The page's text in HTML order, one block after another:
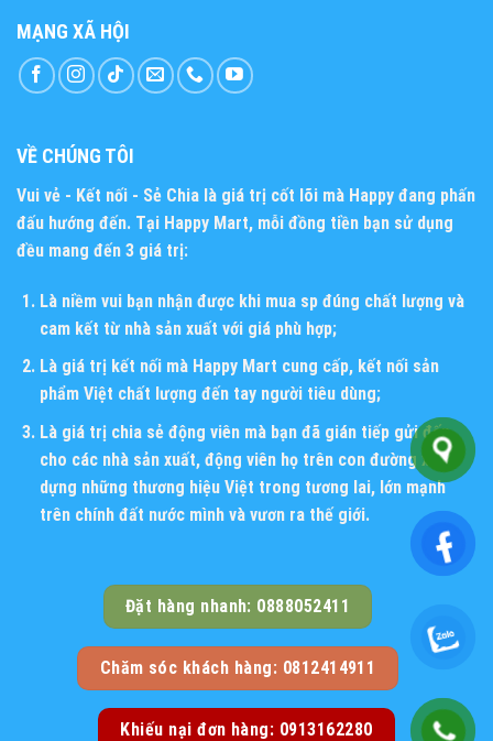
MẠNG XÃ HỘI
VỀ CHÚNG TÔI
Vui vẻ - Kết nối - Sẻ Chia là giá trị cốt lõi mà Happy đang phấn
đấu hướng đến. Tại Happy Mart, mỗi đồng tiền bạn sử dụng
đều mang đến 3 giá trị:
Là niềm vui bạn nhận được khi mua sp đúng chất lượng và
cam kết từ nhà sản xuất với giá phù hợp;
Là giá trị kết nối mà Happy Mart cung cấp, kết nối sản
phẩm Việt chất lượng đến tay người tiêu dùng;
Là giá trị chia sẻ động viên mà bạn đã gián tiếp gửi đến
cho các nhà sản xuất, động viên họ trên con đường xây
dựng những thương hiệu Việt trong tương lai, lớn mạnh
trên chính đất nước mình và vươn ra thế giới.
Đặt hàng nhanh: 0888052411
Chăm sóc khách hàng: 0812414911
Khiếu nại đơn hàng: 0913162280